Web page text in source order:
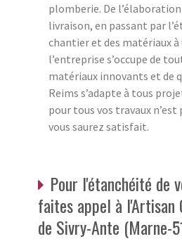
plomberie. De l’élaboration
livraison, en passant par
chantier et des matériaux
l’entreprise s’occupe de
matériaux innovants et de
Reims s’adapte à tous
pour tous vos travaux n’est
vous saurez satisfait.
Pour l'étanchéité de
faites appel à l'Artisan
de Sivry-Ante (Marne-